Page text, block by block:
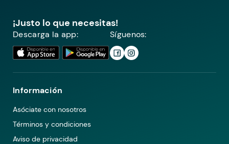
¡Justo lo que necesitas!
Descarga la app: Síguenos:
Información
Asóciate con nosotros
Términos y condiciones
Aviso de privacidad